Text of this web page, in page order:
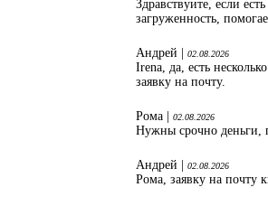
Здравствуите, если
загруженность,
Андрей | 02.08.2026
Irena, да, есть
заявку на почту.
Рома | 02.08.2026
Нужны срочно деньги,
Андрей | 02.08.2026
Рома, заявку на почту